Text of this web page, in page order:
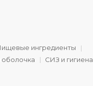
ингредиенты
оболочка
СИЗ и гигиена